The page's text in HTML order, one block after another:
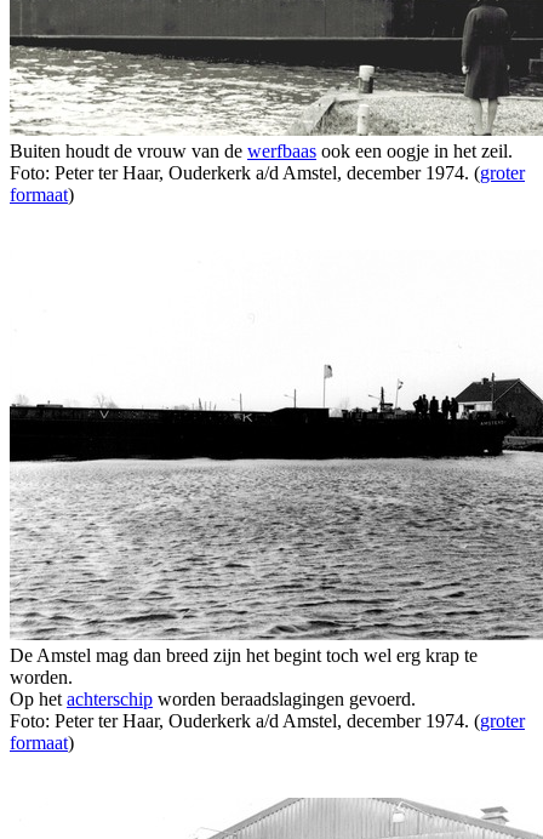
Buiten houdt de vrouw van de werfbaas ook een oogje in het zeil.
Foto: Peter ter Haar, Ouderkerk a/d Amstel, december 1974. (groter
formaat)
De Amstel mag dan breed zijn het begint toch wel erg krap te
worden.
Op het achterschip worden beraadslagingen gevoerd.
Foto: Peter ter Haar, Ouderkerk a/d Amstel, december 1974. (groter
formaat)